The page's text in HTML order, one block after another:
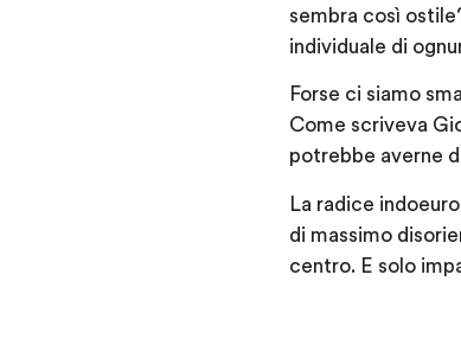
sembra così
individuale di
Forse ci siamo
Come scriveva
potrebbe averne
La radice
di massimo
centro. E solo